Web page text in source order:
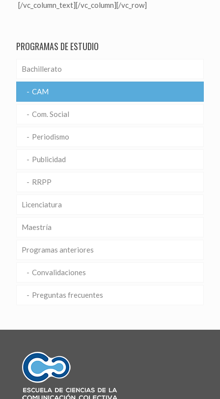
[/vc_column_text][/vc_column][/vc_row]
PROGRAMAS DE ESTUDIO
Bachillerato
CAM
Com. Social
Periodismo
Publicidad
RRPP
Licenciatura
Maestría
Programas anteriores
Convalidaciones
Preguntas frecuentes